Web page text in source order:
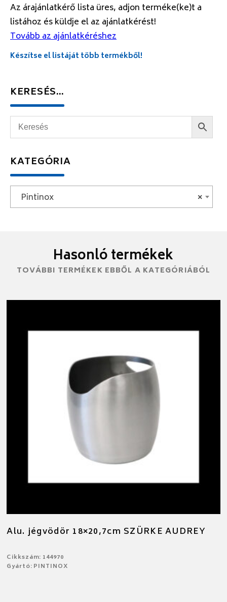
Az árajánlatkérő lista üres, adjon terméke(ke)t a
listához és küldje el az ajánlatkérést!
Tovább az ajánlatkéréshez
Készítse el listáját több termékből!
KERESÉS…
KATEGÓRIA
×
Pintinox
Hasonló termékek
TOVÁBBI TERMÉKEK EBBŐL A KATEGÓRIÁBÓL
Alu. jégvödör 18×20,7cm SZÜRKE AUDREY
Cikkszám: 144970
Gyártó: PINTINOX